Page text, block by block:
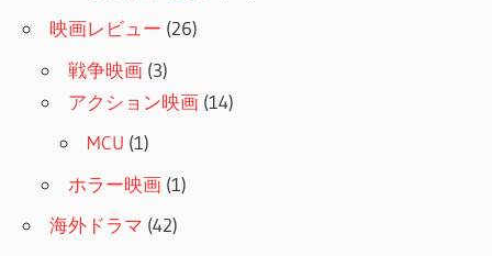
映画レビュー (26)
戦争映画 (3)
アクション映画 (14)
MCU (1)
ホラー映画 (1)
海外ドラマ (42)